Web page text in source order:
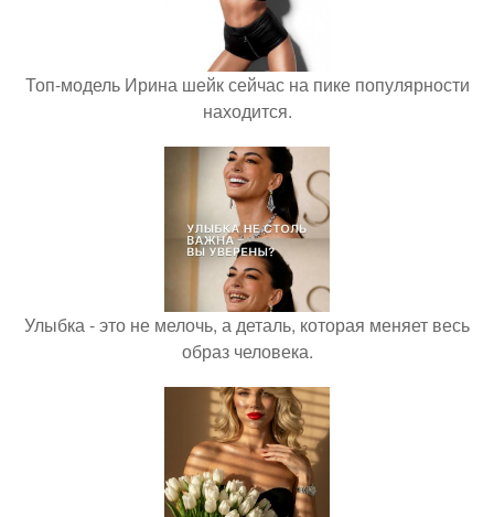
Топ-модель Ирина шейк сейчас на пике популярности
находится.
Улыбка - это не мелочь, а деталь, которая меняет весь
образ человека.